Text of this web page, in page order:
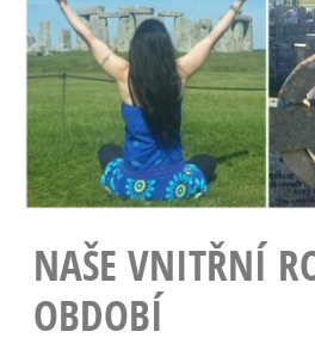
NAŠE VNITŘNÍ
OBDOBÍ